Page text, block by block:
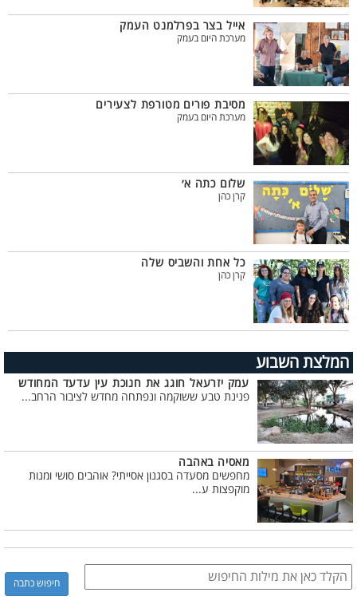
אייל בצר בפרלמנט העמק
מערכת היום בעמק
מסיבת פורים מטורפת לצעירים
מערכת היום בעמק
שלום כתה א׳
קרן כהן
כל אחת והשביס שלה
קרן כהן
המלצת השבוע
עמק יזרעאל חוגג את חנוכת עין עדעד המחודש
פנינת טבע ששוקמה ונפתחה מחדש לציבור הרחב...
מאסיה באהבה
מחפשים מסעדה בסגנון אסייתי? אוהבים סושי ומנות
מוקפצות ע...